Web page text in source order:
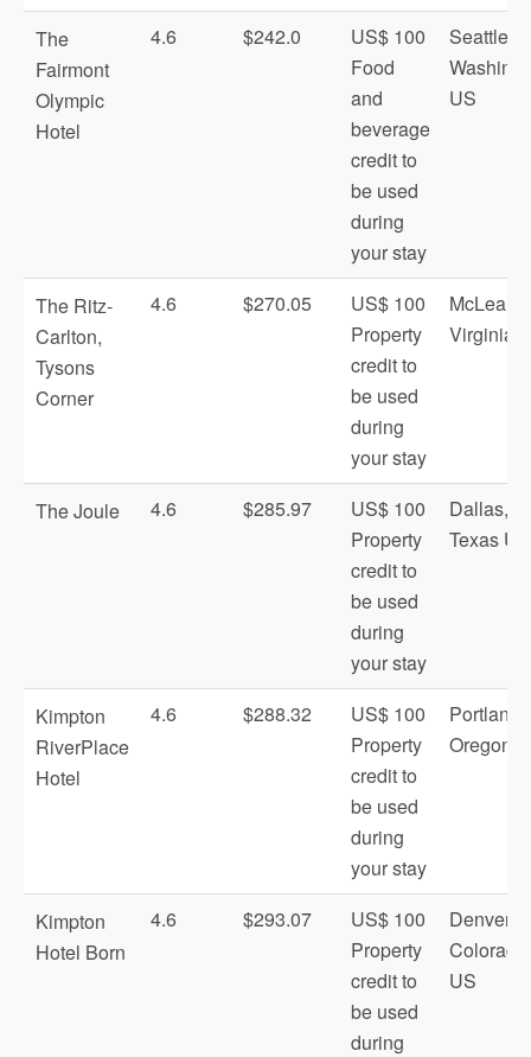
The
Fairmont
Olympic
Hotel
4.6 $242.0
US$ 100
Food
and
beverage
credit to
be used
during
your stay
Seattle,
US
The Ritz-
Carlton,
Tysons
Corner
4.6 $270.05
US$ 100
Property
credit to
be used
during
your stay
McLean,
Virginia
The Joule 4.6 $285.97
US$ 100
Property
credit to
be used
during
your stay
Dallas,
Texas US
Kimpton
RiverPlace
Hotel
4.6 $288.32
US$ 100
Property
credit to
be used
during
your stay
Portland,
Oregon
Kimpton
Hotel Born
4.6 $293.07
US$ 100
Property
credit to
be used
during
Denver,
Colorado
US